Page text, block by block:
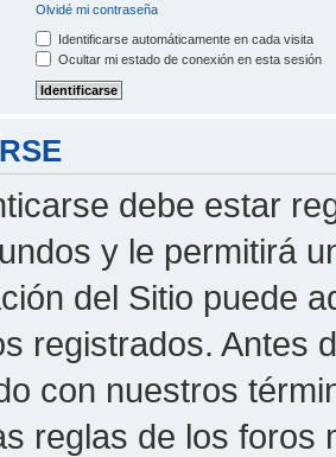
Olvidé mi contraseña
Identificarse automáticamente en cada visita
Ocultar mi estado de conexión en esta sesión
debe estar
y le permitirá
del Sitio puede
registrados. Antes
con nuestros
reglas de los foros